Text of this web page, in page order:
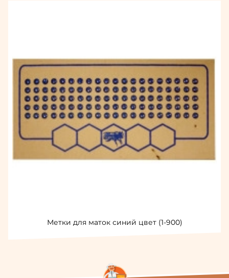
Метки для маток синий цвет (1-900)